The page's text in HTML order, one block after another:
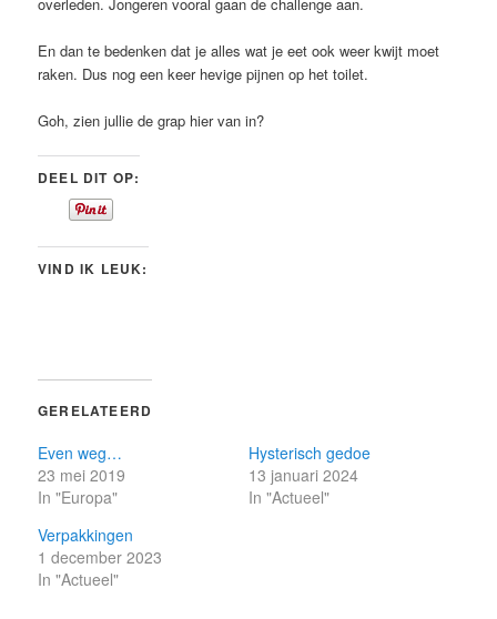
En dan te bedenken dat je alles wat je eet ook weer kwijt moet
raken. Dus nog een keer hevige pijnen op het toilet.
Goh, zien jullie de grap hier van in?
DEEL DIT OP:
VIND IK LEUK:
GERELATEERD
Even weg…
23 mei 2019
In "Europa"
Hysterisch gedoe
13 januari 2024
In "Actueel"
Verpakkingen
1 december 2023
In "Actueel"